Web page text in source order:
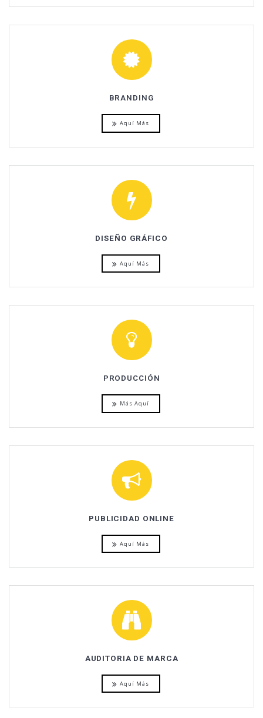
BRANDING
Aquí Más
DISEÑO GRÁFICO
Aquí Más
PRODUCCIÓN
Más Aquí
PUBLICIDAD ONLINE
Aquí Más
AUDITORIA DE MARCA
Aquí Más